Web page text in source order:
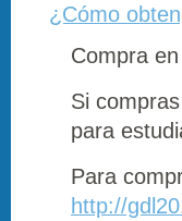
¿Cómo
Compra
Si
para
Para
http://